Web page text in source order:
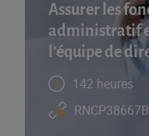
Assurer les
administratif
l’équipe de
142 heures